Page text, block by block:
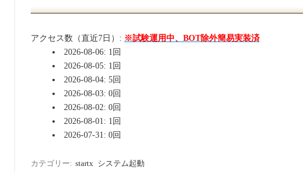
アクセス数（直近7日）: ※試験運用中、BOT除外簡易実装済
2026-08-06: 1回
2026-08-05: 1回
2026-08-04: 5回
2026-08-03: 0回
2026-08-02: 0回
2026-08-01: 1回
2026-07-31: 0回
カテゴリー: startx システム起動